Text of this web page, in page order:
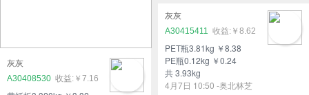
灰灰
A30408530
￥7.16
灰灰
A30415411
￥8.62
PET瓶3.81kg ￥8.38
PE瓶0.12kg ￥0.24
共 3.93kg
4月7日 10:50 -奥北林芝